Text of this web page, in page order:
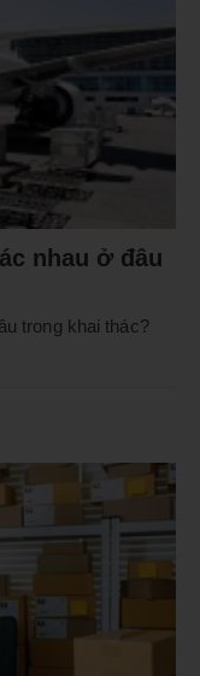
nhau ở đâu
trong khai thác?